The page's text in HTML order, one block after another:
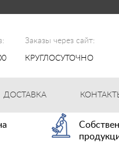
Заказы через сайт:
КРУГЛОСУТОЧНО
ДОСТАВКА